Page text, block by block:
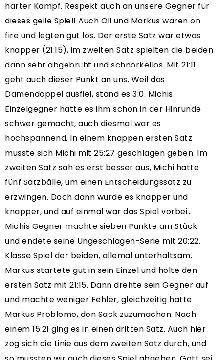
harter Kampf. Respekt auch an unsere Gegner für
dieses geile Spiel! Auch Oli und Markus waren on
fire und legten gut los. Der erste Satz war etwas
knapper (21:15), im zweiten Satz spielten die beiden
dann sehr abgebrüht und schnörkellos. Mit 21:11
geht auch dieser Punkt an uns. Weil das
Damendoppel ausfiel, stand es 3:0. Michis
Einzelgegner hatte es ihm schon in der Hinrunde
schwer gemacht, auch diesmal war es
hochspannend. In einem knappen ersten Satz
musste sich Michi mit 25:27 geschlagen geben. Im
zweiten Satz sah es erst besser aus, Michi hatte
fünf Satzbälle, um einen Entscheidungssatz zu
erzwingen. Doch dann wurde es knapper und
knapper, und auf einmal war das Spiel vorbei…
Michis Gegner machte sieben Punkte am Stück
und endete seine Ungeschlagen-Serie mit 20:22.
Klasse Spiel der beiden, allemal unterhaltsam.
Markus startete gut in sein Einzel und holte den
ersten Satz mit 21:15. Dann drehte sein Gegner auf
und machte weniger Fehler, gleichzeitig hatte
Markus Probleme, den Sack zuzumachen. Nach
einem 15:21 ging es in einen dritten Satz. Auch hier
zog sich die Linie aus dem zweiten Satz durch, und